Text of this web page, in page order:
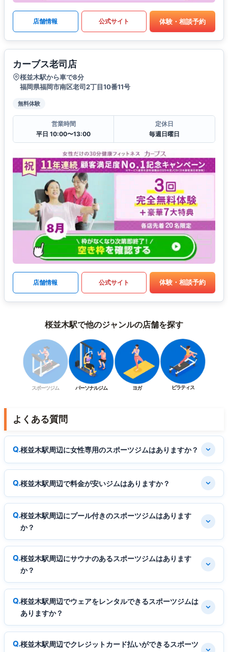
店舗情報 公式サイト 体験・相談予約
カーブス老司店
桜並木駅から車で8分
福岡県福岡市南区老司2丁目10番11号
無料体験
営業時間
平日 10:00〜13:00
定休日
毎週日曜日
店舗情報 公式サイト 体験・相談予約
桜並木駅で他のジャンルの店舗を探す
スポーツジム パーソナルジム ヨガ ピラティス
よくある質問
桜並木駅周辺に女性専用のスポーツジムはありますか？
桜並木駅周辺で料金が安いジムはありますか？
桜並木駅周辺にプール付きのスポーツジムはあります
か？
桜並木駅周辺にサウナのあるスポーツジムはあります
か？
桜並木駅周辺でウェアをレンタルできるスポーツジムは
ありますか？
桜並木駅周辺でクレジットカード払いができるスポーツ